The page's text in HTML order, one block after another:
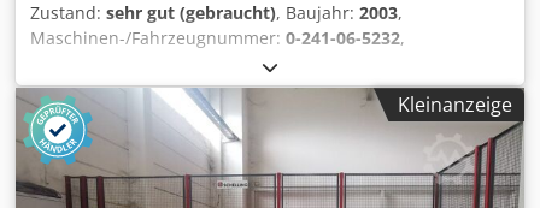
Zustand: sehr gut (gebraucht), Baujahr: 2003,
Maschinen-/Fahrzeugnummer: 0-241-06-5232,
voll funktionsfähig
12.608 h, Schnitthöhe (max.):125 mm, Schnittbreite (max.):
2.200 mm
, Schnittlänge (max.): 4.300 mm
, Plattensäge
Holzma HKL11/43/22 Max. Schnittbreite: 4300 mm Max.
Schnittlänge: 2200 mm Max. Schnitthöhe: 125 mm
Dkjdpoxfvp Asfx Ahpor Die Säge ist im Dauerbetrieb, daher
Kleinanzeige